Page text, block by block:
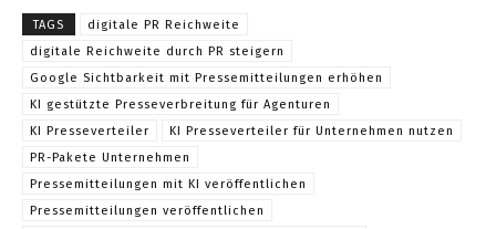
TAGS
digitale PR Reichweite
digitale Reichweite durch PR steigern
Google Sichtbarkeit mit Pressemitteilungen erhöhen
KI gestützte Presseverbreitung für Agenturen
KI Presseverteiler
KI Presseverteiler für Unternehmen nutzen
PR-Pakete Unternehmen
Pressemitteilungen mit KI veröffentlichen
Pressemitteilungen veröffentlichen